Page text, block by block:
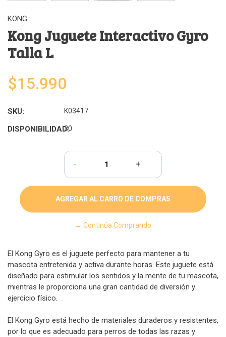
KONG
Kong Juguete Interactivo Gyro
Talla L
$15.990
SKU: K03417
DISPONIBILIDAD:
30
- +
← Continúa Comprando
El Kong Gyro es el juguete perfecto para mantener a tu
mascota entretenida y activa durante horas. Este juguete está
diseñado para estimular los sentidos y la mente de tu mascota,
mientras le proporciona una gran cantidad de diversión y
ejercicio físico.
El Kong Gyro está hecho de materiales duraderos y resistentes,
por lo que es adecuado para perros de todas las razas y